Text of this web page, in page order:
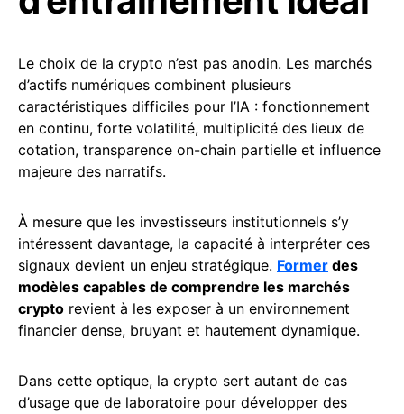
Le choix de la crypto n’est pas anodin. Les marchés
d’actifs numériques combinent plusieurs
caractéristiques difficiles pour l’IA : fonctionnement
en continu, forte volatilité, multiplicité des lieux de
cotation, transparence on-chain partielle et influence
majeure des narratifs.
À mesure que les investisseurs institutionnels s’y
intéressent davantage, la capacité à interpréter ces
signaux devient un enjeu stratégique. Former des
modèles capables de comprendre les marchés
crypto revient à les exposer à un environnement
financier dense, bruyant et hautement dynamique.
Dans cette optique, la crypto sert autant de cas
d’usage que de laboratoire pour développer des